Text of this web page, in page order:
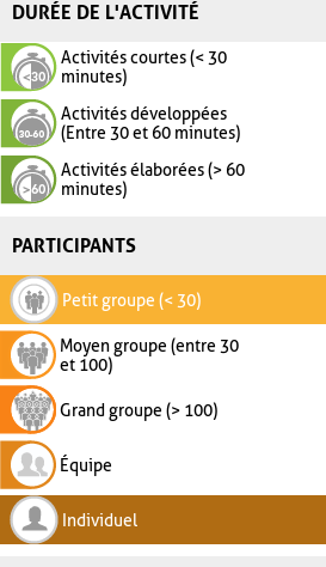
DURÉE DE L'ACTIVITÉ
Activités courtes (< 30
minutes)
Activités développées
(Entre 30 et 60 minutes)
Activités élaborées (> 60
minutes)
PARTICIPANTS
Petit groupe (< 30)
Moyen groupe (entre 30
et 100)
Grand groupe (> 100)
Équipe
Individuel